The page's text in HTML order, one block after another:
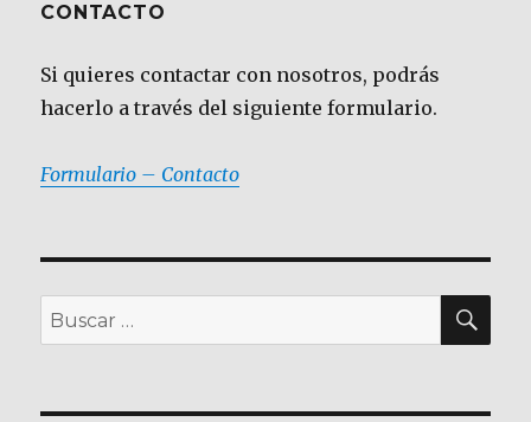
CONTACTO
Si quieres contactar con nosotros, podrás
hacerlo a través del siguiente formulario.
Formulario – Contacto
Buscar
por: